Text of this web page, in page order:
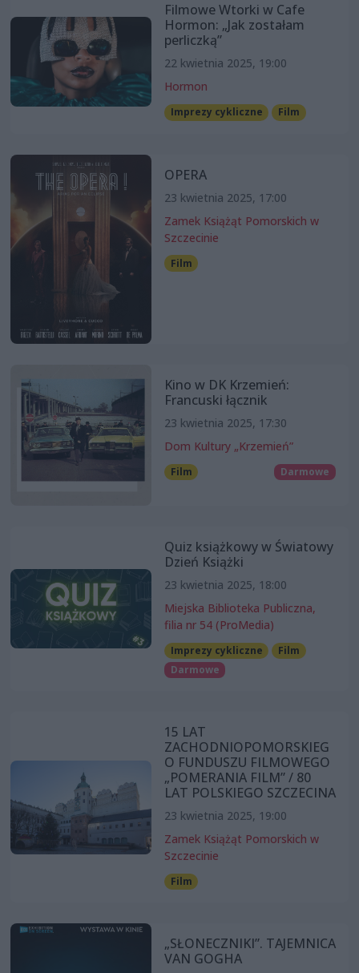
Filmowe Wtorki w Cafe
Hormon: „Jak zostałam
perliczką”
22 kwietnia 2025, 19:00
Hormon
Imprezy cykliczne Film
OPERA
23 kwietnia 2025, 17:00
Zamek Książąt Pomorskich w
Szczecinie
Film
Kino w DK Krzemień:
Francuski łącznik
23 kwietnia 2025, 17:30
Dom Kultury „Krzemień”
Film Darmowe
Quiz książkowy w Światowy
Dzień Książki
23 kwietnia 2025, 18:00
Miejska Biblioteka Publiczna,
filia nr 54 (ProMedia)
Imprezy cykliczne
Film
Darmowe
15 LAT
ZACHODNIOPOMORSKIEG
O FUNDUSZU FILMOWEGO
„POMERANIA FILM” / 80
LAT POLSKIEGO SZCZECINA
23 kwietnia 2025, 19:00
Zamek Książąt Pomorskich w
Szczecinie
Film
„SŁONECZNIKI”. TAJEMNICA
VAN GOGHA